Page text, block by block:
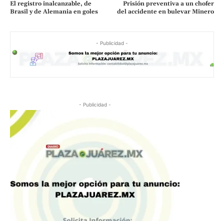
El registro inalcanzable, de
Brasil y de Alemania en goles
Prisión preventiva a un chofer
del accidente en bulevar Minero
- Publicidad -
- Publicidad -